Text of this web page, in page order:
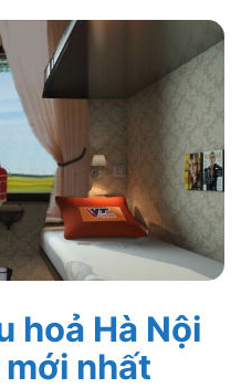
hoả Hà Nội
nhất